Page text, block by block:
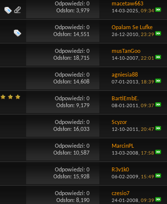
Odpowiedzi:0
Odsłon: 3,979
macetaw663
14-03-2025, 09:34
Odpowiedzi:0
Odsłon: 14,551
Opalam Se Lufke
26-12-2010, 23:29
Odpowiedzi:0
Odsłon: 18,715
musTanGoo
14-10-2007, 22:01
Odpowiedzi:0
Odsłon: 14,608
agniesia88
07-01-2013, 18:39
Odpowiedzi:0
Odsłon: 9,179
BartiEmbE.
08-01-2011, 09:37
Odpowiedzi:0
Odsłon: 16,033
Scyzor
12-10-2011, 20:47
Odpowiedzi:0
Odsłon: 10,587
MarcinPL
13-03-2008, 17:58
Odpowiedzi:0
Odsłon: 15,928
R3v1k0
06-02-2009, 15:49
Odpowiedzi:0
Odsłon: 8,190
czesio7
24-01-2008, 09:39